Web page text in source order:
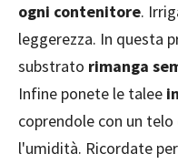
ogni contenitore.
leggerezza. In questa
substrato rimanga
Infine ponete le talee
coprendole con un
l'umidità. Ricordate